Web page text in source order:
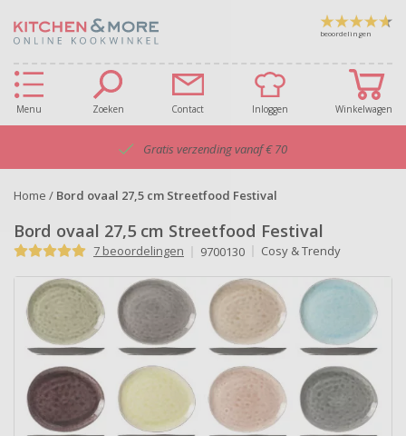
beoordelingen
Menu Zoeken Contact Inloggen Winkelwagen
Gratis verzending vanaf € 70
Home / Bord ovaal 27,5 cm Streetfood Festival
Bord ovaal 27,5 cm Streetfood Festival
7 beoordelingen 9700130 Cosy & Trendy